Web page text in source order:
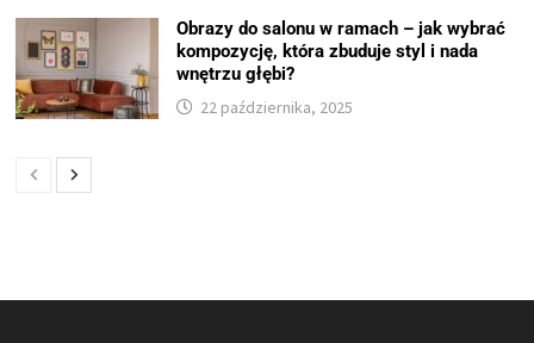
Obrazy do salonu w ramach – jak wybrać
kompozycję, która zbuduje styl i nada
wnętrzu głębi?
22 października, 2025